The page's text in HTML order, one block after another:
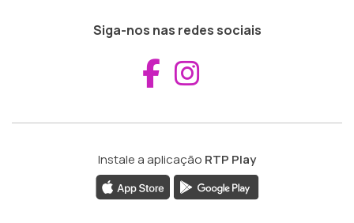
Siga-nos nas redes sociais
Aceder ao
Instale a aplicação RTP Play